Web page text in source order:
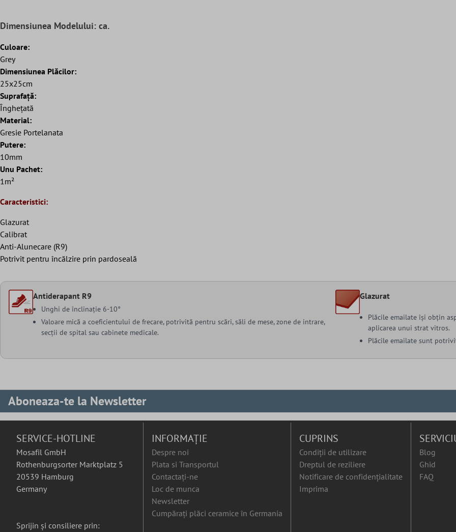
Dimensiunea Modelului: ca.
Culoare:
Grey
Dimensiunea Plăcilor:
25x25cm
Suprafaţă:
Înghețată
Material:
Gresie Portelanata
Putere:
10mm
Unu Pachet:
1m²
Caracteristici:
Glazurat
Calibrat
Anti-Alunecare (R9)
Potrivit pentru încălzire prin pardoseală
Antiderapant R9
Unghi de înclinație 6-10°
Valoare mică a coeficientului de frecare, potrivită pentru scări, săli de mese, zone de intrare,
secții de spital sau cabinete medicale.
Glazurat
Plăcile emailate își obțin
aplicarea unui strat vitros.
Plăcile emailate sunt
Aboneaza-te la Newsletter
SERVICE-HOTLINE
Mosafil GmbH
Rothenburgsorter Marktplatz 5
20539 Hamburg
Germany
Sprijin și consiliere prin:
INFORMAȚIE
Despre noi
Plata si Transportul
Contactați-ne
Loc de munca
Newsletter
Cumpărați plăci ceramice în Germania
CUPRINS
Condiții de utilizare
Dreptul de reziliere
Notificare de confidențialitate
Imprima
Blog
Ghid
FAQ